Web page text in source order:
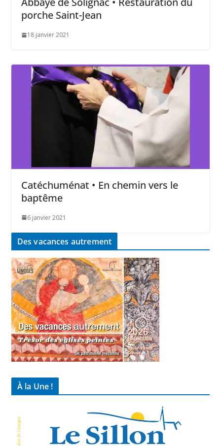
porche Saint-Jean
18 janvier 2021
Catéchuménat • En chemin vers le
baptême
6 janvier 2021
Des vacances autrement
À la Une !